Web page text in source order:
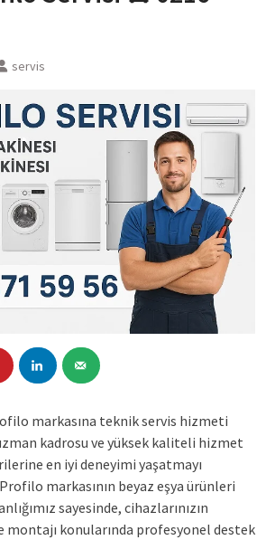
servis
markasına teknik servis hizmeti
kadrosu ve yüksek kaliteli hizmet
en iyi deneyimi yaşatmayı
markasının beyaz eşya ürünleri
sayesinde, cihazlarınızın
montajı konularında profesyonel destek